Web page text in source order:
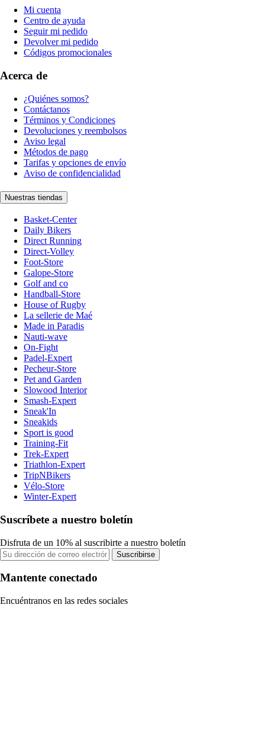
Mi cuenta
Centro de ayuda
Seguir mi pedido
Devolver mi pedido
Códigos promocionales
Acerca de
¿Quiénes somos?
Contáctanos
Términos y Condiciones
Devoluciones y reembolsos
Aviso legal
Métodos de pago
Tarifas y opciones de envío
Aviso de confidencialidad
Nuestras tiendas
Basket-Center
Daily Bikers
Direct Running
Direct-Volley
Foot-Store
Galope-Store
Golf and co
Handball-Store
House of Rugby
La sellerie de Maé
Made in Paradis
Nauti-wave
On-Fight
Padel-Expert
Pecheur-Store
Pet and Garden
Slowood Interior
Smash-Expert
Sneak'In
Sneakids
Sport is good
Training-Fit
Trek-Expert
Triathlon-Expert
TripNBikers
Vélo-Store
Winter-Expert
Suscríbete a nuestro boletín
Disfruta de un 10% al suscribirte a nuestro boletín
Suscribirse
Mantente conectado
Encuéntranos en las redes sociales